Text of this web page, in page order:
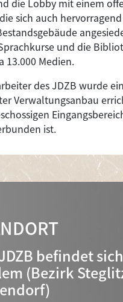
die Lobby mit einem
sich auch
und die
13.000 Medien.
des JDZB wurde
Verwaltungsanbau
ist.
befindet
(Bezirk